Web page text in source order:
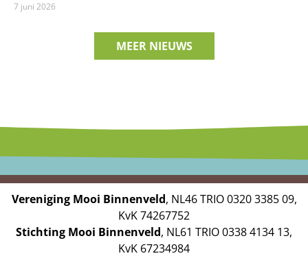
7 juni 2026
MEER NIEUWS
Vereniging Mooi Binnenveld, NL46 TRIO 0320 3385 09,
KvK 74267752
Stichting Mooi Binnenveld, NL61 TRIO 0338 4134 13,
KvK 67234984